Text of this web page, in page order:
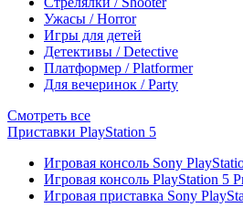
Ужасы / Horror
Игры для детей
Детективы / Detective
Платформер / Platformer
Для вечеринок / Party
Смотреть все
Приставки PlayStation 5
Игровая консоль Sony
Игровая консоль PlayStation 5
Игровая приставка Sony